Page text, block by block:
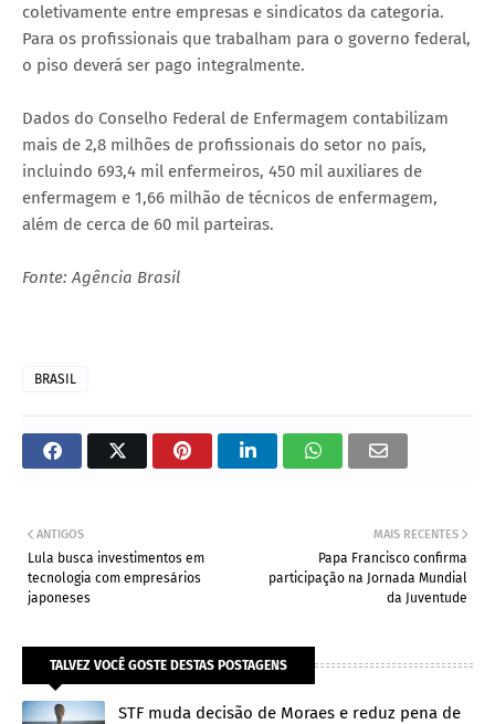
coletivamente entre empresas e sindicatos da categoria.
Para os profissionais que trabalham para o governo federal,
o piso deverá ser pago integralmente.
Dados do Conselho Federal de Enfermagem contabilizam
mais de 2,8 milhões de profissionais do setor no país,
incluindo 693,4 mil enfermeiros, 450 mil auxiliares de
enfermagem e 1,66 milhão de técnicos de enfermagem,
além de cerca de 60 mil parteiras.
Fonte: Agência Brasil
BRASIL
MAIS RECENTES
Papa Francisco confirma
participação na Jornada Mundial
da Juventude
ANTIGOS
Lula busca investimentos em
tecnologia com empresários
japoneses
TALVEZ VOCÊ GOSTE DESTAS POSTAGENS
STF muda decisão de Moraes e reduz pena de